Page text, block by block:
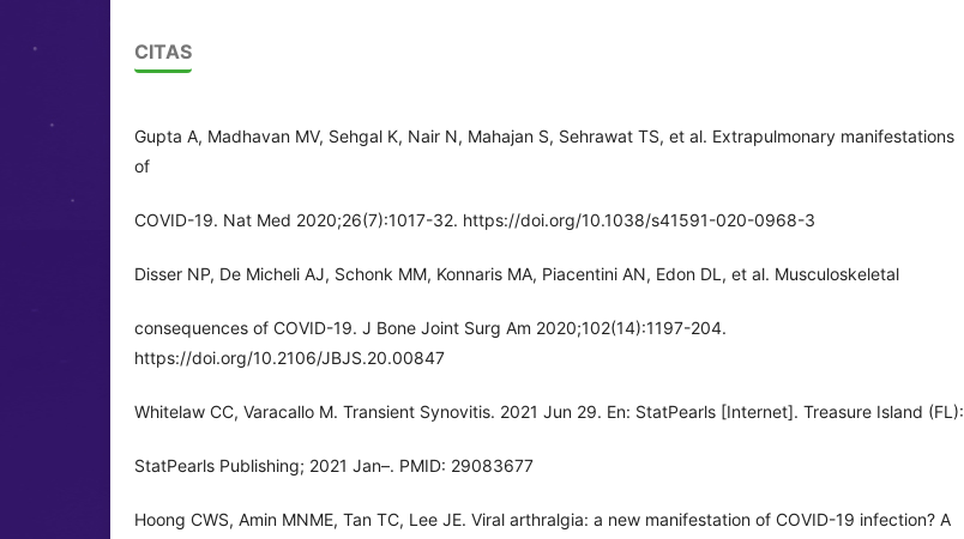
CITAS
Gupta A, Madhavan MV, Sehgal K, Nair N, Mahajan S, Sehrawat TS, et al. Extrapulmonary manifestations
of
COVID-19. Nat Med 2020;26(7):1017-32. https://doi.org/10.1038/s41591-020-0968-3
Disser NP, De Micheli AJ, Schonk MM, Konnaris MA, Piacentini AN, Edon DL, et al. Musculoskeletal
consequences of COVID-19. J Bone Joint Surg Am 2020;102(14):1197-204.
https://doi.org/10.2106/JBJS.20.00847
Whitelaw CC, Varacallo M. Transient Synovitis. 2021 Jun 29. En: StatPearls [Internet]. Treasure Island (FL):
StatPearls Publishing; 2021 Jan–. PMID: 29083677
Hoong CWS, Amin MNME, Tan TC, Lee JE. Viral arthralgia: a new manifestation of COVID-19 infection? A